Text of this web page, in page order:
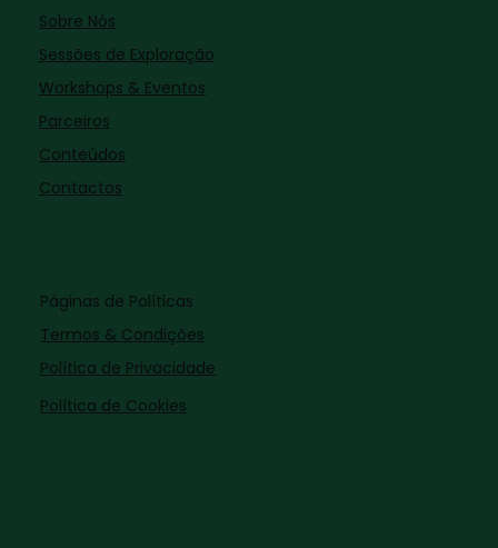
Páginas de Políticas
Termos & Condições
Política de Privacidade
Política de Cookies
Sobre Nós
Sessões de Exploração
Workshops & Eventos
Parceiros
Conteúdos
Contactos